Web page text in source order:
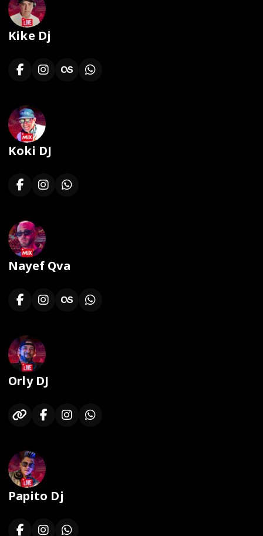
Afro-Caribbean Drill.
Graduado en Slam Academy (EE. UU.) como especialista
certificado en Ableton Live, diseño de sonido, mezcla y
masterización.
continúa compartiendo música del mundo y para el mundo.
Kike Dj
Koki DJ
Nayef Qva
Orly DJ
Papito Dj